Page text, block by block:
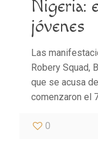
Nigeria:
jóvenes
Las
Robery Squad,
que se acusa
comenzaron el
0